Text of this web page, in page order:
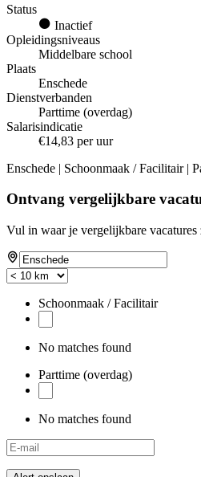
Status
Inactief
Opleidingsniveaus
Middelbare school
Plaats
Enschede
Dienstverbanden
Parttime (overdag)
Salarisindicatie
€14,83 per uur
Enschede | Schoonmaak / Facilitair |
Ontvang vergelijkbare
Vul in waar je vergelijkbare vacatures
Schoonmaak / Facilitair
No matches found
Parttime (overdag)
No matches found